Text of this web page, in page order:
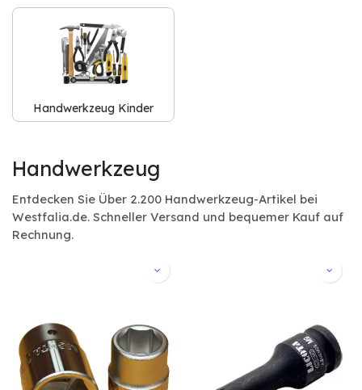
Handwerkzeug Kinder
Handwerkzeug
Entdecken Sie Über 2.200 Handwerkzeug-Artikel bei
Westfalia.de. Schneller Versand und bequemer Kauf auf
Rechnung.